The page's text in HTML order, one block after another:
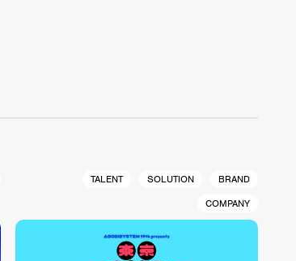
TALENT SOLUTION
BRAND
COMPANY